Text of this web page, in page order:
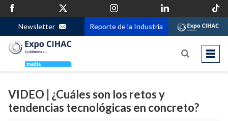
Newsletter Reporte de la Industria
VIDEO | ¿Cuáles son los retos y
tendencias tecnológicas en concreto?